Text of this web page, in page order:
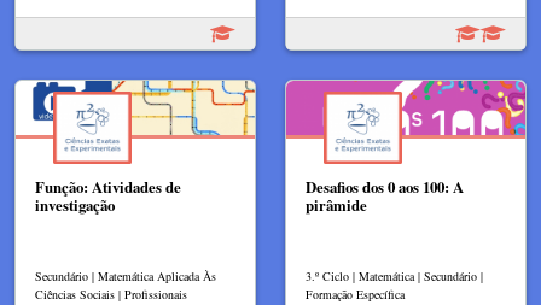
Função: Atividades de
investigação
Secundário | Matemática Aplicada Às
Ciências Sociais | Profissionais
Desafios dos 0 aos 100: A
pirâmide
3.º Ciclo | Matemática | Secundário |
Formação Específica